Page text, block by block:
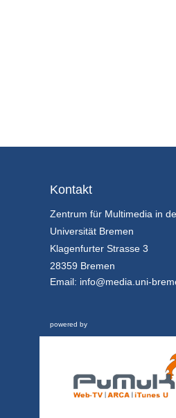
Kontakt
Zentrum für Multimedia in
Universität Bremen
Klagenfurter Strasse 3
28359 Bremen
Email: info@media.uni-
powered by